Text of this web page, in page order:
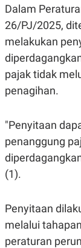
R
I
KANAL
P
U
S
D
T
A
I
M
A
S
K
O
A
T
V
L
I
U
Dalam
26/PJ/2025,
melakukan
pajak tidak
penagihan.
"Penyitaan
penanggung
(1).
Penyitaan
melalui
peraturan